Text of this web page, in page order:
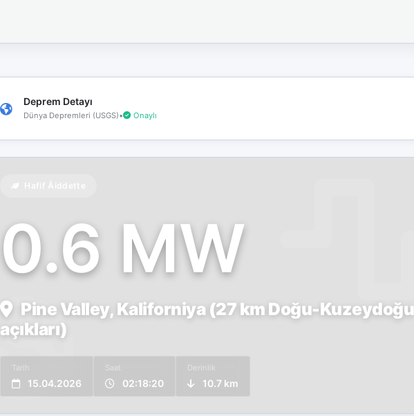
Deprem Detayı
Dünya Depremleri (USGS)• Onaylı
0.6 MW
Pine Valley, Kaliforniya (27 km Doğu-Kuzeydoğu
açıkları)
Tarih
15.04.2026
Saat
02:18:20
Derinlik
10.7 km
bağlantınız